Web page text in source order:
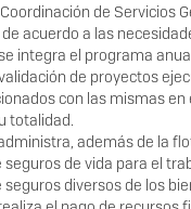
de Servicios
acuerdo a las
integra el programa
de proyectos
con las mismas
totalidad.
además de la
seguros de vida para el
seguros diversos de los